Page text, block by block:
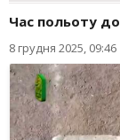
Час польоту
8 грудня 2025, 09:46